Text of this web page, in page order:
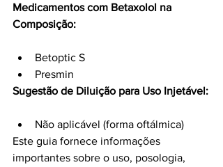
Medicamentos com Betaxolol na
Composição:
Betoptic S
Presmin
Sugestão de Diluição para Uso Injetável:
Não aplicável (forma oftálmica)
Este guia fornece informações
importantes sobre o uso, posologia,